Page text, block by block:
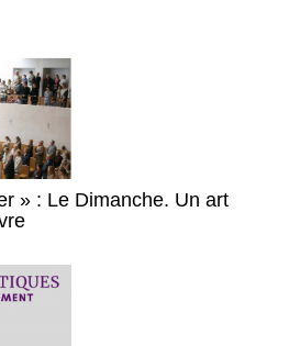
» : Le Dimanche. Un art